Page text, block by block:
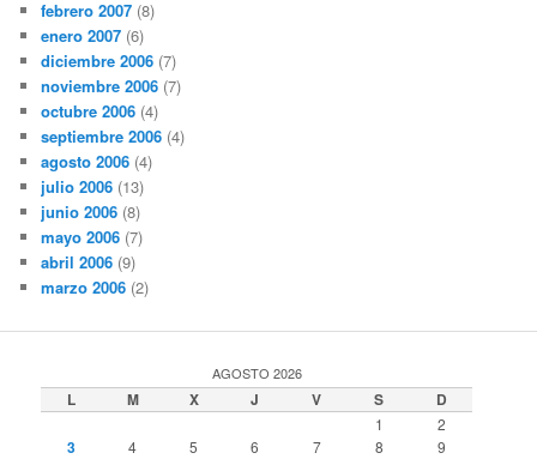
febrero 2007 (8)
enero 2007 (6)
diciembre 2006 (7)
noviembre 2006 (7)
octubre 2006 (4)
septiembre 2006 (4)
agosto 2006 (4)
julio 2006 (13)
junio 2006 (8)
mayo 2006 (7)
abril 2006 (9)
marzo 2006 (2)
AGOSTO 2026
L M X J V S D
1 2
3 4 5 6 7 8
9